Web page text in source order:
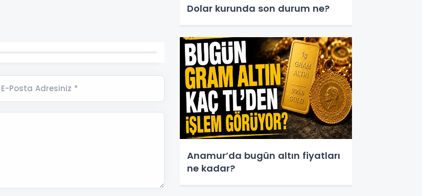
E-Posta Adresiniz *
Dolar kurunda son durum ne?
Anamur’da bugün altın fiyatları
ne kadar?